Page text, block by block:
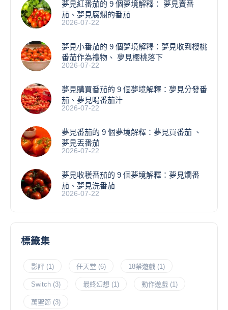
夢見紅番茄的 9 個夢境解釋： 夢見賣番
茄、夢見腐爛的番茄
2026-07-22
​夢見小番茄的 9 個夢境解釋：夢見收到櫻桃
番茄作為禮物、 夢見櫻桃落下
2026-07-22
夢見購買番茄的 9 個夢境解釋：夢見分發番
茄、夢見喝番茄汁
2026-07-22
夢見番茄的 9 個夢境解釋：夢見買番茄 、
夢見丟番茄
2026-07-22
夢見收穫番茄的 9 個夢境解釋：夢見爛番
茄、夢見洗番茄
2026-07-22
標籤集
影評 (1) 任天堂 (6) 18禁遊戲 (1)
Switch (3) 最終幻想 (1) 動作遊戲 (1)
萬聖節 (3)